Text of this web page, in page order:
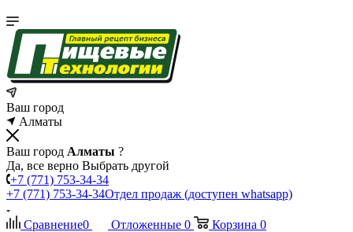
Ваш город
Алматы
Ваш город Алматы ?
Да, все верно Выбрать другой
+7 (771) 753-34-34
+7 (771) 753-34-34Отдел продаж (доступен whatsapp)
Сравнение0 Отложенные 0 Корзина 0